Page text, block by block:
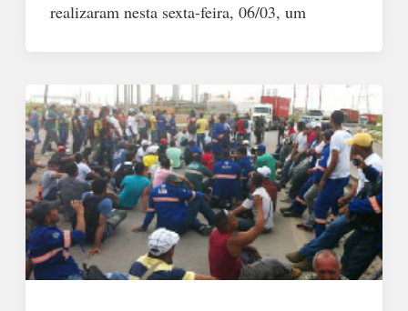
realizaram nesta sexta-feira, 06/03, um